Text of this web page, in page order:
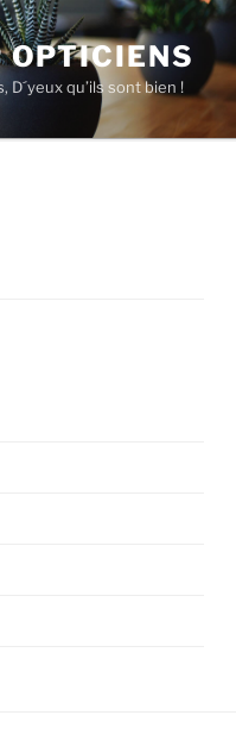
OPTICIENS
D´yeux qu’ils sont bien !